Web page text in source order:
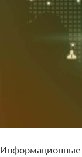
Информационные